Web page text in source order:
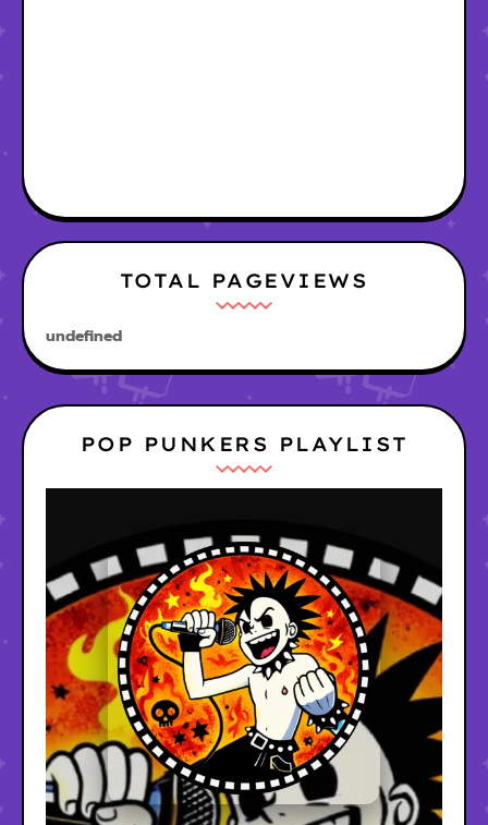
TOTAL PAGEVIEWS
undefned
POP PUNKERS PLAYLIST